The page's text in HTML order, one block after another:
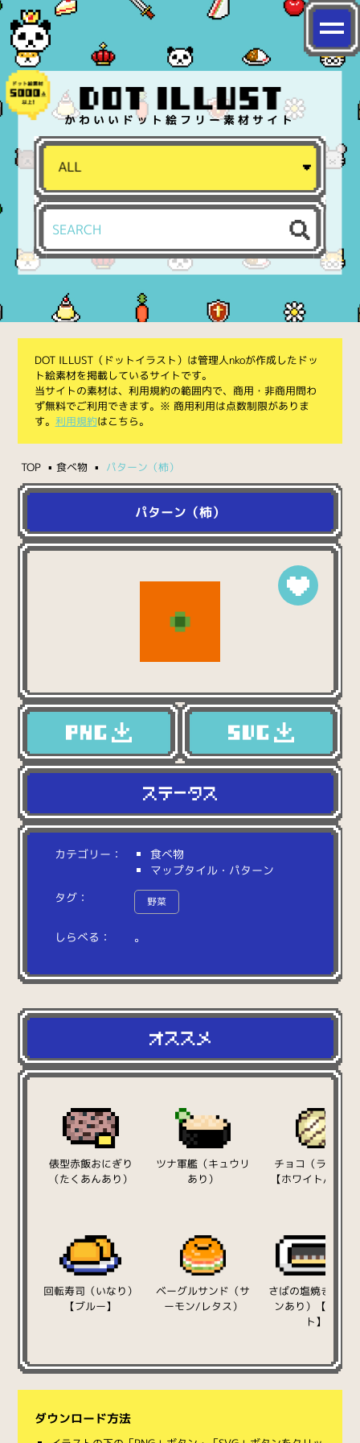
かわいいドット絵フリー素材サイト
DOT ILLUST（ドットイラスト）は管理人nkoが作成したドッ
ト絵素材を掲載しているサイトです。
当サイトの素材は、利用規約の範囲内で、商用・非商用問わ
ず無料でご利用できます。※ 商用利用は点数制限がありま
す。 利用規約はこちら。
TOP 食べ物 パターン（柿）
パターン（柿）
カテゴリー：
食べ物
マップタイル・パターン
タグ：
野菜
しらべる： 。
俵型赤飯おにぎり
（たくあんあり）
ツナ軍艦（キュウリ
あり）
チョコ（ライン）
【ホワイト/丸型】
回転寿司（いなり）
【ブルー】
ベーグルサンド（サ
ーモン/レタス）
さばの塩焼き（レ
ンあり）【ホワイ
ト】
ダウンロード方法